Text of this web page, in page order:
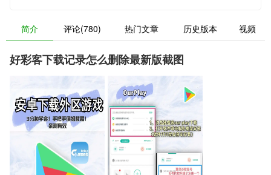
简介 评论(780) 热门文章 历史版本 视频
好彩客下载记录怎么删除最新版截图